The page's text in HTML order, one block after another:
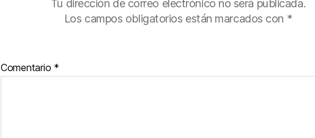
Tu dirección de correo electrónico no será publicada.
Los campos obligatorios están marcados con *
Comentario *